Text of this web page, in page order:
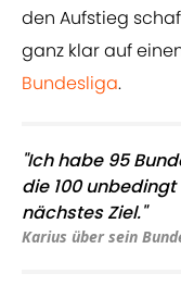
den Aufstieg
ganz klar auf
Bundesliga.
"Ich habe 95
die 100
nächstes Ziel."
Karius über sein